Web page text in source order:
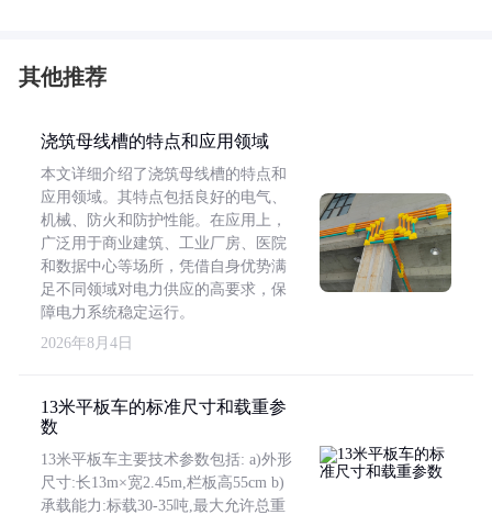
其他推荐
浇筑母线槽的特点和应用领域
本文详细介绍了浇筑母线槽的特点和
应用领域。其特点包括良好的电气、
机械、防火和防护性能。在应用上，
广泛用于商业建筑、工业厂房、医院
和数据中心等场所，凭借自身优势满
足不同领域对电力供应的高要求，保
障电力系统稳定运行。
2026年8月4日
13米平板车的标准尺寸和载重参
数
13米平板车主要技术参数包括: a)外形
尺寸:长13m×宽2.45m,栏板高55cm b)
承载能力:标载30-35吨,最大允许总重